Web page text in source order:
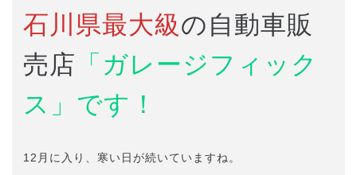
石川県最大級の自動車販
売店 「ガレージフィック
ス」です！
12月に入り、寒い日が続いていますね。